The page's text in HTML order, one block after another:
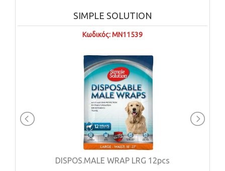
SIMPLE SOLUTION
Κωδικός: MN11539
DISPOS.MALE WRAP LRG 12pcs